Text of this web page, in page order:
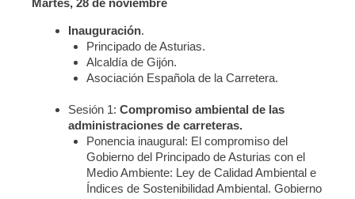
Inauguración.
Principado de Asturias.
Alcaldía de Gijón.
Asociación Española de la Carretera.
Sesión 1:Compromiso ambiental de las
administraciones de carreteras.
Ponencia inaugural: El compromiso del
Gobierno del Principado de Asturias con el
Medio Ambiente: Ley de Calidad Ambiental e
Índices de Sostenibilidad Ambiental. Gobierno